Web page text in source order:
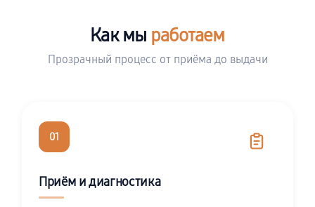
Как мы работаем
Прозрачный процесс от приёма до выдачи
01
Приём и диагностика